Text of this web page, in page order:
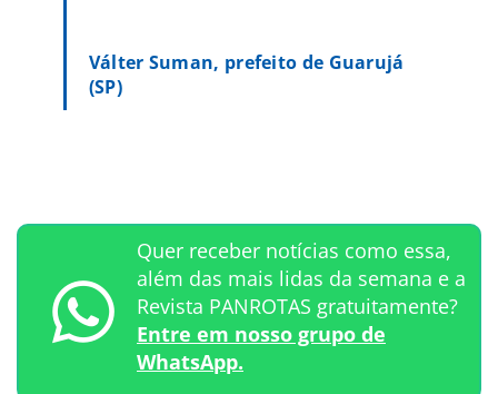
Válter Suman, prefeito de Guarujá
(SP)
Quer receber notícias como essa,
além das mais lidas da semana e a
Revista PANROTAS gratuitamente?
Entre em nosso grupo de
WhatsApp.